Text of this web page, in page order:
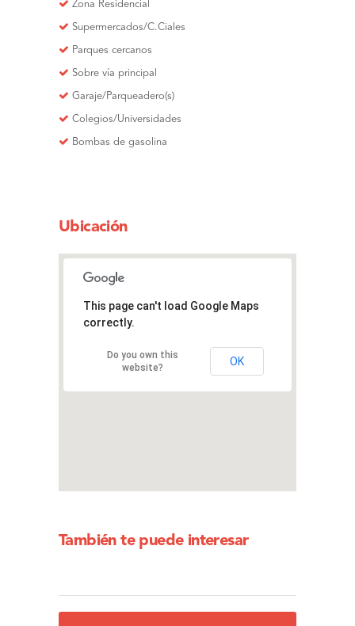
Zona Residencial
Supermercados/C.Ciales
Parques cercanos
Sobre vía principal
Garaje/Parqueadero(s)
Colegios/Universidades
Bombas de gasolina
Ubicación
This page can't load Google Maps
correctly.
Do you own this
website?
OK
También te puede interesar